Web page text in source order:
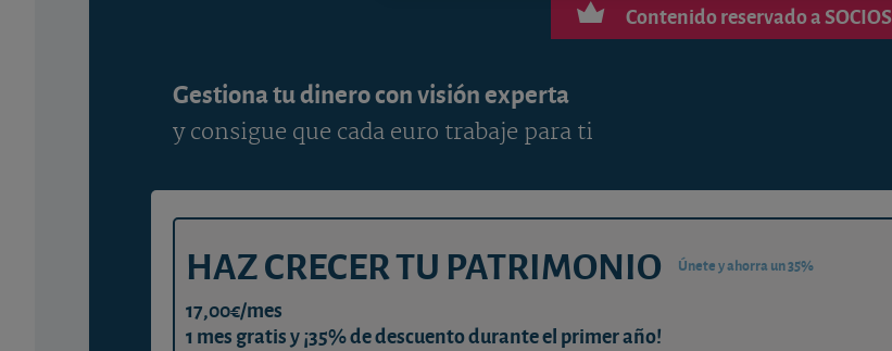
Contenido reservado a SOCIOS
Gestiona tu dinero con visión experta
y consigue que cada euro trabaje para ti
HAZ CRECER TU PATRIMONIO Únete y ahorra un 35%
17,00€/mes
1 mes gratis y ¡35% de descuento durante el primer año!